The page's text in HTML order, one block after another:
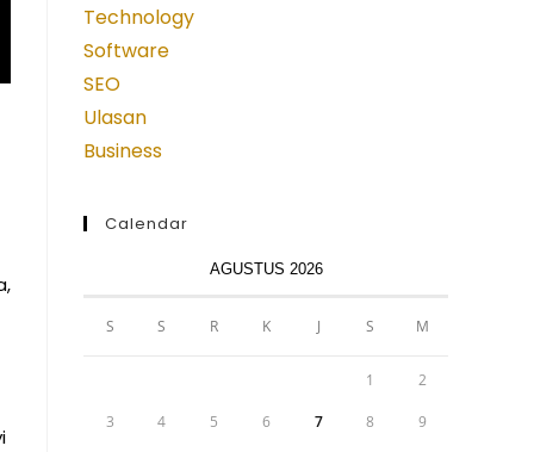
new
tab
new
tab
Technology
Software
SEO
Ulasan
Business
Calendar
AGUSTUS 2026
S S R K J S M
1 2
3 4 5 6 7 8 9